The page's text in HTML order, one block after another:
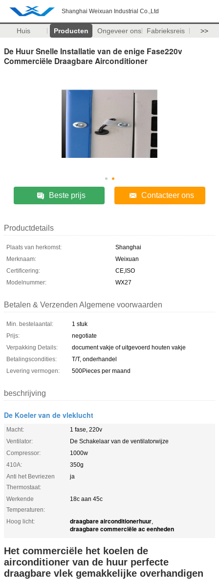
Shanghai Weixuan Industrial Co.,Ltd
Huis Producten Ongeveer ons Fabrieksreis >>
De Huur Snelle Installatie van de enige Fase220v
Commerciële Draagbare Airconditioner
Beste prijs Contacteer ons
Productdetails
Plaats van herkomst:
Shanghai
Merknaam:
Weixuan
Certificering:
CE,ISO
Modelnummer:
WX27
Betalen & Verzenden Algemene voorwaarden
Min. bestelaantal:
1 stuk
Prijs:
negotiate
Verpakking Details:
document vakje of uitgevoerd houten vakje
Betalingscondities:
T/T, onderhandel
Levering vermogen:
500Pieces per maand
beschrijving
De Koeler van de vleklucht
Macht:
1 fase, 220v
Ventilator:
De Schakelaar van de ventilatorwijze
Compressor:
1000w
410A:
350g
Anti het Bevriezen
Thermostaat:
ja
Werkende
Temperaturen:
18c aan 45c
Hoog licht: draagbare airconditionerhuur,
draagbare commerciële ac eenheden
Het commerciële het koelen de
airconditioner van de huur perfecte
draagbare vlek gemakkelijke overhandigen